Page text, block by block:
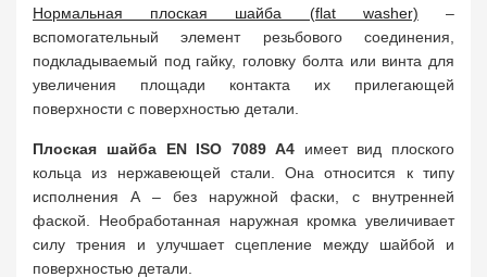
Нормальная плоская шайба (flat washer) –
вспомогательный элемент резьбового соединения,
подкладываемый под гайку, головку болта или винта для
увеличения площади контакта их прилегающей
поверхности с поверхностью детали.
Плоская шайба EN ISO 7089 A4имеет вид плоского
кольца из нержавеющей стали. Она относится к типу
исполнения A – без наружной фаски, с внутренней
фаской. Необработанная наружная кромка увеличивает
силу трения и улучшает сцепление между шайбой и
поверхностью детали.